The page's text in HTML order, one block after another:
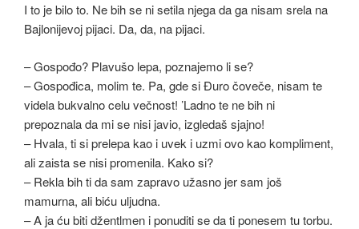
I to je bilo to. Ne bih se ni setila njega da ga nisam srela na
Bajlonijevoj pijaci. Da, da, na pijaci.
– Gospođo? Plavušo lepa, poznajemo li se?
– Gospođica, molim te. Pa, gde si Đuro čoveče, nisam te
videla bukvalno celu večnost! ’Ladno te ne bih ni
prepoznala da mi se nisi javio, izgledaš sjajno!
– Hvala, ti si prelepa kao i uvek i uzmi ovo kao kompliment,
ali zaista se nisi promenila. Kako si?
– Rekla bih ti da sam zapravo užasno jer sam još
mamurna, ali biću uljudna.
– A ja ću biti džentlmen i ponuditi se da ti ponesem tu torbu.